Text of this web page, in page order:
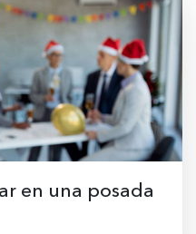
en una posada